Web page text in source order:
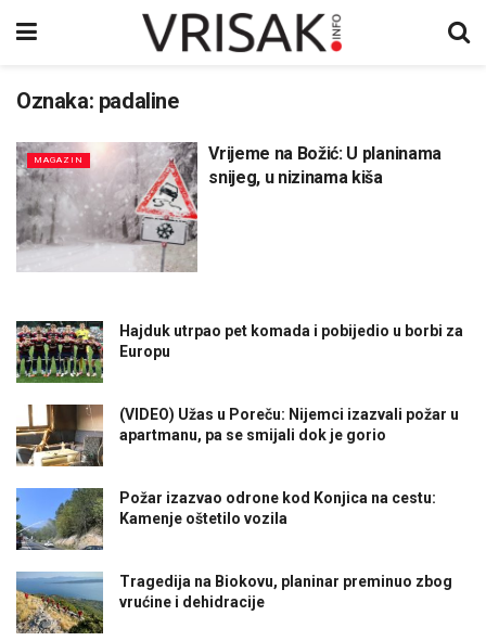
Oznaka: padaline
MAGAZIN
Vrijeme na Božić: U planinama
snijeg, u nizinama kiša
Hajduk utrpao pet komada i pobijedio u borbi za
Europu
(VIDEO) Užas u Poreču: Nijemci izazvali požar u
apartmanu, pa se smijali dok je gorio
Požar izazvao odrone kod Konjica na cestu:
Kamenje oštetilo vozila
Tragedija na Biokovu, planinar preminuo zbog
vrućine i dehidracije